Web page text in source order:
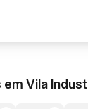
Vila